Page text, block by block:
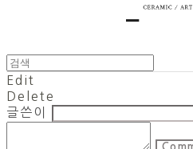
Edit
Delete
글쓴이